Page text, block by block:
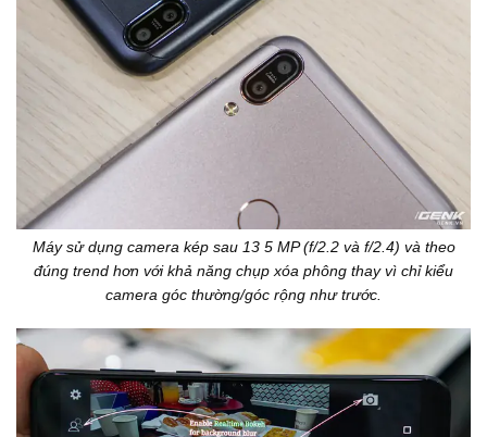
Máy sử dụng camera kép sau 13 5 MP (f/2.2 và f/2.4) và theo
đúng trend hơn với khả năng chụp xóa phông thay vì chỉ kiểu
camera góc thường/góc rộng như trước.